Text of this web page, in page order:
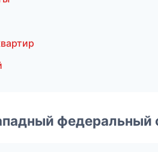
федеральный